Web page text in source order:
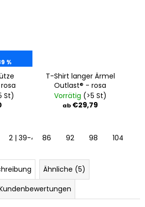
%
St)
2 | 39-41 cm 3 | 42-44 cm
T-Shirt langer Ärmel
Outlast® - rosa
Vorrätig (>5 St)
ab €29,79
86 92 98 104
Ähnliche (5)